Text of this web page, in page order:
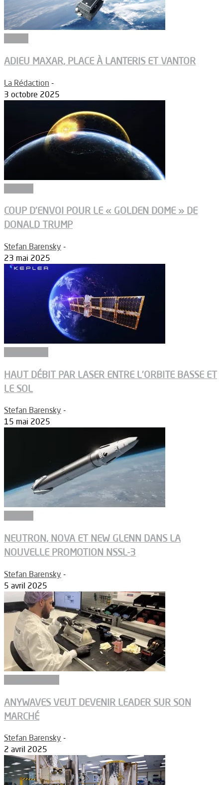
ADIEU MAXAR, PLACE À LANTERIS ET VANTOR
La Rédaction -
3 octobre 2025
COUP D’ENVOI POUR LE « GOLDEN DOME » DE
DONALD TRUMP
Stefan Barensky -
23 mai 2025
HAUT DÉBIT PAR LASER ENTRE L’ORBITE BASSE ET
LE SOL
Stefan Barensky -
15 mai 2025
NEUTRON, NOVA ET NEW GLENN DANS LA
NOUVELLE PROMOTION NSSL-3
Stefan Barensky -
5 avril 2025
ANYWAVES VEUT DEVENIR LEADER SUR SON
MARCHÉ
Stefan Barensky -
2 avril 2025